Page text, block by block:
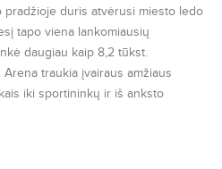
pradžioje duris atvėrusi miesto ledo
tapo viena lankomiausių
daugiau kaip 8,2 tūkst.
traukia įvairaus amžiaus
iki sportininkų ir iš anksto